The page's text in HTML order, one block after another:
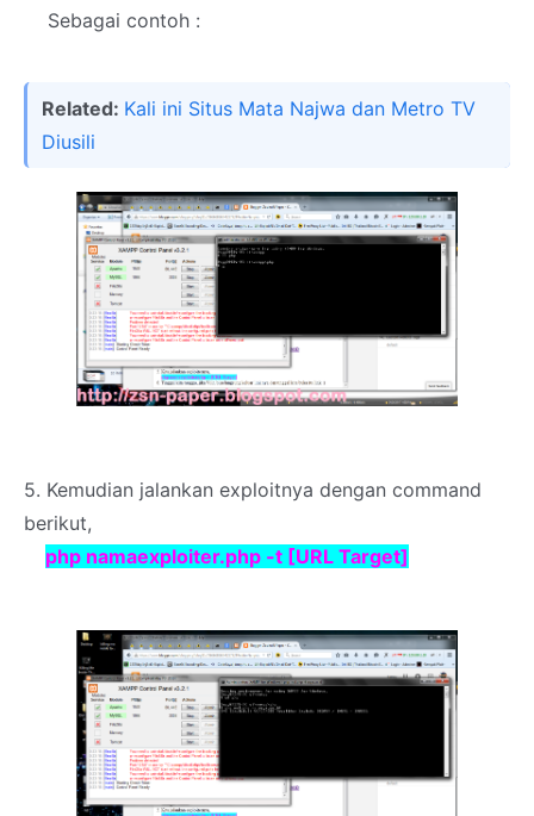
Sebagai contoh :
Related: Kali ini Situs Mata Najwa dan Metro TV
Diusili
5. Kemudian jalankan exploitnya dengan command
berikut,
php namaexploiter.php -t [URL Target]